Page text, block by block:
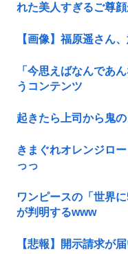
れた美人すぎるご尊
【画像】福原遥さん
「今思えばなんであ
うコンテンツ
起きたら上司から鬼
きまぐれオレンジロ
っっ
ワンピースの「世界
が判明するwww
【悲報】開示請求が